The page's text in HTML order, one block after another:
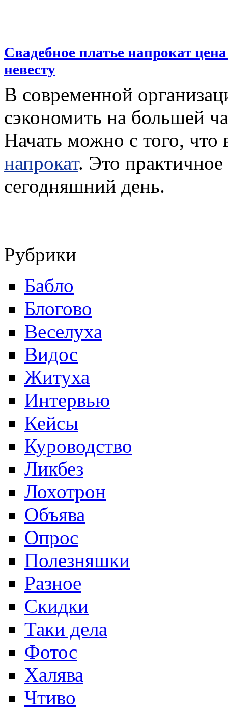
Свадебное платье напрокат
невесту
В современной
сэкономить на большей
Начать можно с того, что
напрокат. Это
сегодняшний день.
Рубрики
Бабло
Блогово
Веселуха
Видос
Житуха
Интервью
Кейсы
Куроводство
Ликбез
Лохотрон
Объява
Опроc
Полезняшки
Разное
Скидки
Таки дела
Фотос
Халява
Чтиво